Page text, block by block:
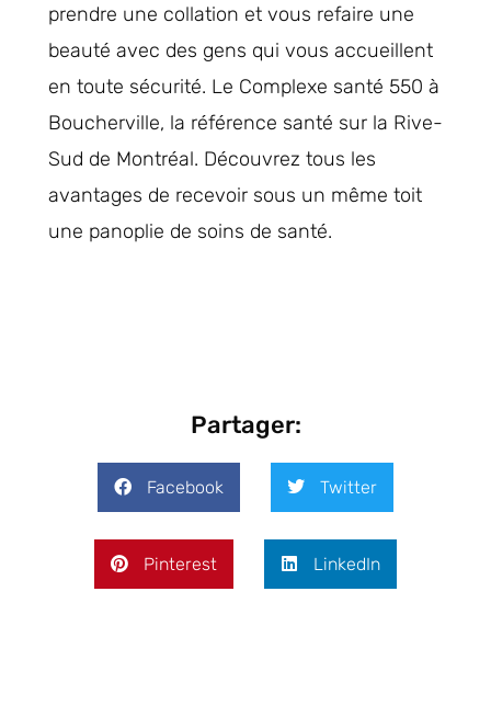
prendre une collation et vous refaire une
beauté avec des gens qui vous accueillent
en toute sécurité. Le Complexe santé 550 à
Boucherville, la référence santé sur la Rive-
Sud de Montréal. Découvrez tous les
avantages de recevoir sous un même toit
une panoplie de soins de santé.
Partager:
Facebook Twitter
Pinterest LinkedIn